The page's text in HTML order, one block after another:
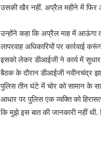
उसकी खैर नहीं. अप्रैल महीने में फिर
उन्होंने कहा कि अप्रैल माह में आऊंगा
लापरवाह अधिकारियों पर कार्रवाई
इसको लेकर डीआईजी ने कार्य में सुधार
बैठक के दौरान डीआईजी नवीनचंद्र
पुलिस तीन घंटे में चोर को सामान के
आधार पर पुलिस एक व्यक्ति को
कि मुझे इस बात की जानकारी नहीं